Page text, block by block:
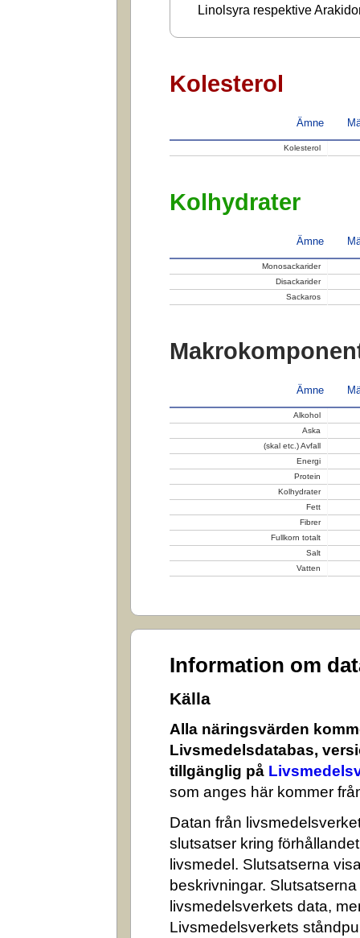
Linolsyra respektive
Kolesterol
Ämne
Kolesterol
Kolhydrater
Ämne
Monosackarider
Disackarider
Sackaros
Ämne
Alkohol
Aska
(skal etc.) Avfall
Energi
Protein
Kolhydrater
Fett
Fibrer
Fullkorn totalt
Salt
Vatten
Information om
Källa
Alla näringsvärden
Livsmedelsdatabas,
tillgänglig på
som anges här kommer
Datan från
slutsatser kring
livsmedel. Slutsatserna
beskrivningar.
livsmedelsverkets data,
Livsmedelsverkets